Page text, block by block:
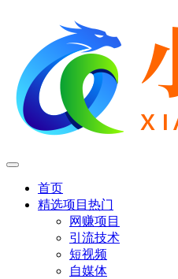
首页
精选项目 热门
网赚项目
引流技术
短视频
自媒体